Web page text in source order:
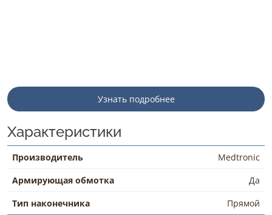
Узнать подробнее
Характеристики
Производитель
Medtronic
Армирующая обмотка
Да
Тип наконечника
Прямой